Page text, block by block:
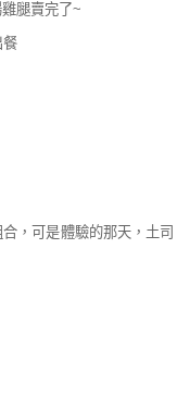
腿賣完了~
餐
，可是體驗的那天，土司